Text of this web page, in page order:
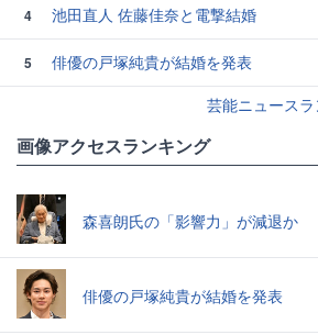
4 池田直人 佐藤佳奈と電撃結婚
5
俳優の戸塚純貴が結婚を発表
芸能ニュース
画像アクセスランキング
森喜朗氏の「影響力」が減退か
俳優の戸塚純貴が結婚を発表